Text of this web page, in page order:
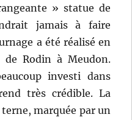
» statue de
jamais à faire
a été réalisé en
Rodin à Meudon.
investi dans
très crédible. La
marquée par un